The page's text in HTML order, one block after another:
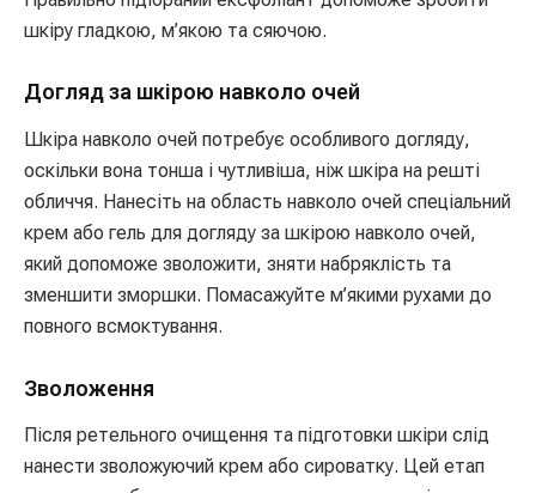
шкіру гладкою, м’якою та сяючою.
Догляд за шкірою навколо очей
Шкіра навколо очей потребує особливого догляду,
оскільки вона тонша і чутливіша, ніж шкіра на решті
обличчя. Нанесіть на область навколо очей спеціальний
крем або гель для догляду за шкірою навколо очей,
який допоможе зволожити, зняти набряклість та
зменшити зморшки. Помасажуйте м’якими рухами до
повного всмоктування.
Зволоження
Після ретельного очищення та підготовки шкіри слід
нанести зволожуючий крем або сироватку. Цей етап